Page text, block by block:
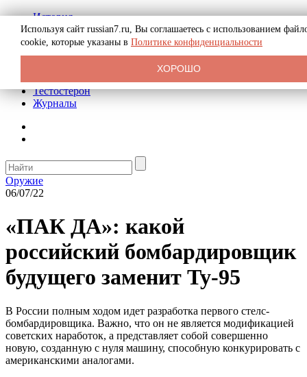
История
Биография
Криминал
Реклама на сайте
Тестостерон
Журналы
Оружие
06/07/22
«ПАК ДА»: какой
российский бомбардировщик
будущего заменит Ту-95
В России полным ходом идет разработка первого стелс-
бомбардировщика. Важно, что он не является модификацией
советских наработок, а представляет собой совершенно
новую, созданную с нуля машину, способную конкурировать с
американскими аналогами.
Используя сайт russian7.ru, Вы соглашаетесь с использованием
cookie, которые указаны в Политике конфиденциальности
ХОРОШО